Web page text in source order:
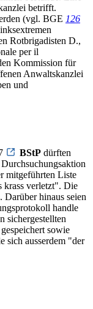
betrifft.
(vgl. BGE 126
Rotbrigadisten D.,
per il
Kommission für
Anwaltskanzlei
und
BStP dürften
mitgeführten Liste
krass verletzt". Die
hinaus seien
handle
sichergestellten
sowie
sich ausserdem "der